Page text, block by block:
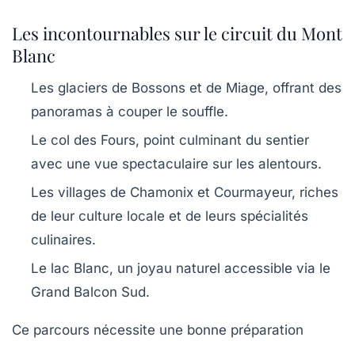
Les incontournables sur le circuit du Mont
Blanc
Les glaciers de Bossons et de Miage, offrant des
panoramas à couper le souffle.
Le col des Fours, point culminant du sentier
avec une vue spectaculaire sur les alentours.
Les villages de Chamonix et Courmayeur, riches
de leur culture locale et de leurs spécialités
culinaires.
Le lac Blanc, un joyau naturel accessible via le
Grand Balcon Sud.
Ce parcours nécessite une bonne préparation